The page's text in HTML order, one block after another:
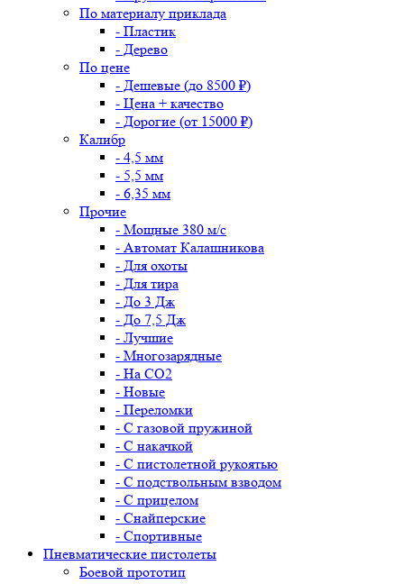
По материалу приклада
- Пластик
- Дерево
По цене
- Дешевые (до 8500 ₽)
- Цена + качество
- Дорогие (от 15000 ₽)
Калибр
- 4,5 мм
- 5,5 мм
- 6,35 мм
Прочие
- Мощные 380 м/с
- Автомат Калашникова
- Для охоты
- Для тира
- До 3 Дж
- До 7,5 Дж
- Лучшие
- Многозарядные
- На CO2
- Новые
- Переломки
- С газовой пружиной
- С накачкой
- С пистолетной рукоятью
- С подствольным взводом
- С прицелом
- Снайперские
- Спортивные
Пневматические пистолеты
Боевой прототип